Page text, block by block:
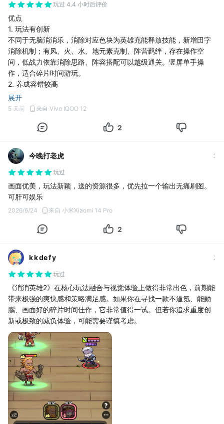
玩过 4.4 小时后评价
优点
1. 玩法有创新
不同于无脑消消乐，消除对应色块为英雄充能释放技能，新增田字
消除机制；有风、火、水、地元素克制、阵营羁绊，存在操作空
间，低战力依靠消除思路、阵容搭配可以越级通关。竖屏单手操
作，适合碎片时间游玩。
2. 养成容错较高
支持英雄等级免费重置，资源全额返还，可以自由测试阵容；无绝
对废卡，R、SR英雄能够担任主力，不用强行追求SSR。新手福利
3. 游戏模式丰富
兼顾休闲闯关与策略挑战；卡通画风流畅，消除连击手感不错。
缺点:
1. 运气权重过高
缺少色块转换技能，战斗极度依赖棋盘刷新。即便战力高于关卡标
准，色块刷新差容易断输出、直接暴毙，大量对局需要反复重开，
2. 后期偏“坐牢”
主线关卡无法扫荡，材料副本共用挑战次数；日常任务繁杂，需要
操作多，很难随心所欲休闲游玩。
展开
5 天前 来自 Vivo IQOO 12
2
今晚打老虎
玩过
画面优美，玩法新颖，送的资源很多，优先拉一个输出无痛刷图。
可肝可娱乐
2026/6/24 来自 小米Xiaomi 14 Pro
2
k k de f y
玩过
《消消英雄2》在核心玩法融合与视觉体验上做得非常出色，前期能
带来极强的爽快感和策略满足感。如果你在寻找一款不逼氪、能動
腦、画面好的碎片时间佳作，它非常值得一试。但若你追求重度创
新或极致的减负体验，可能需要谨慎考虑。